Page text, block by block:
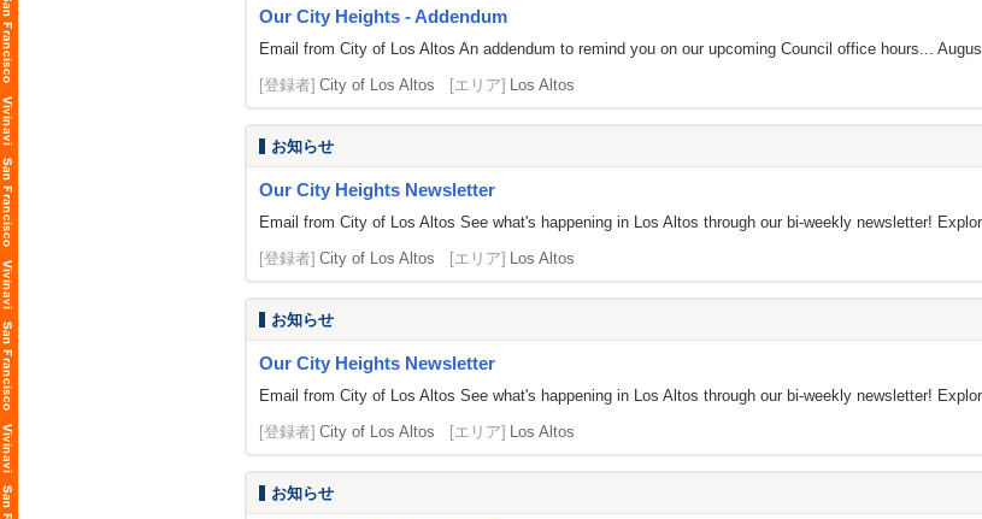
Our City Heights - Addendum
Email from City of Los Altos An addendum to remind you on our upcoming Council office hours...
[登録者] City of Los Altos [エリア] Los Altos
お知らせ
Our City Heights Newsletter
Email from City of Los Altos See what's happening in Los Altos through our bi-weekly newsletter!
[登録者] City of Los Altos [エリア] Los Altos
お知らせ
Our City Heights Newsletter
Email from City of Los Altos See what's happening in Los Altos through our bi-weekly newsletter!
[登録者] City of Los Altos [エリア] Los Altos
お知らせ